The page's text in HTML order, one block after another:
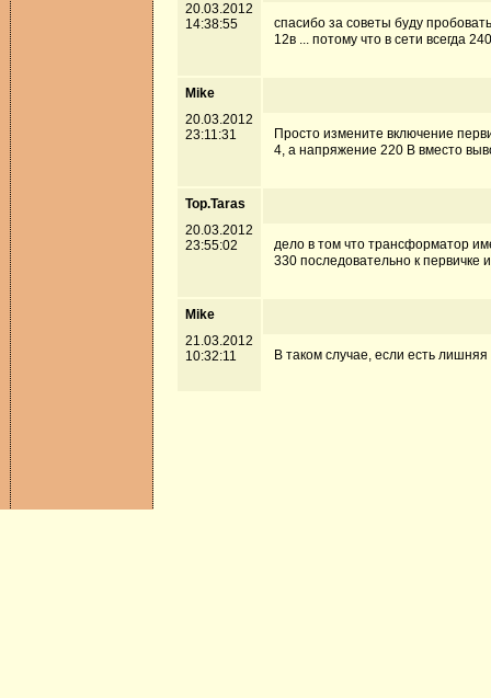
20.03.2012
14:38:55
спасибо за советы буду
12в ... потому что в сети всегда
Mike
20.03.2012
23:11:31
Просто измените включение
4, а напряжение 220 В вместо
Top.Taras
20.03.2012
23:55:02
дело в том что трансформатор
330 последовательно к первичке
Mike
21.03.2012
10:32:11
В таком случае, если есть